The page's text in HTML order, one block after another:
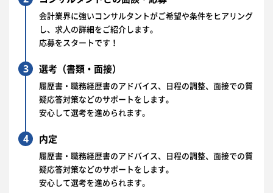
会計業界に強いコンサルタントがご希望や条件をヒアリング
し、求人の詳細をご紹介します。
応募をスタートです！
3 選考（書類・面接）
履歴書・職務経歴書のアドバイス、日程の調整、面接での質
疑応答対策などのサポートをします。
安心して選考を進められます。
4 内定
履歴書・職務経歴書のアドバイス、日程の調整、面接での質
疑応答対策などのサポートをします。
安心して選考を進められます。